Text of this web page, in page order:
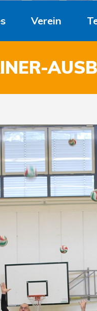
Verein